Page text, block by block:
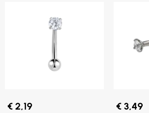
€ 2,19 € 3,49